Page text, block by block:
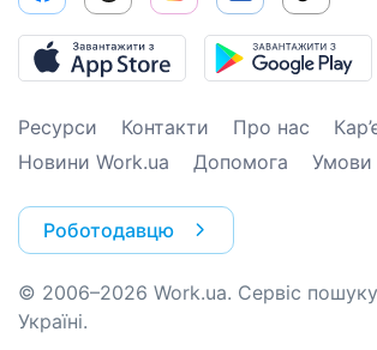
Ресурси Контакти Про нас
Новини Work.ua
Допомога Умови
Роботодавцю
© 2006–2026 Work.ua. Сервіс
Україні.